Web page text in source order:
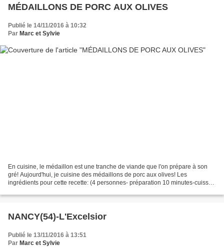
MÉDAILLONS DE PORC AUX OLIVES
Publié le 14/11/2016 à 10:32
Par Marc et Sylvie
En cuisine, le médaillon est une tranche de viande que l'on prépare à son
gré! Aujourd'hui, je cuisine des médaillons de porc aux olives! Les
ingrédients pour cette recette: (4 personnes- préparation 10 minutes-cuisson
NANCY(54)-L'Excelsior
Publié le 13/11/2016 à 13:51
Par Marc et Sylvie